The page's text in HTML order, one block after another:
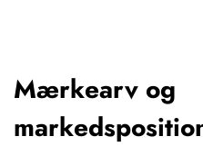
Mærkearv og